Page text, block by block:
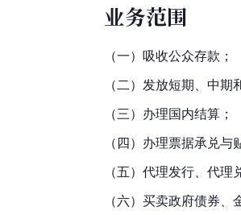
业务范围
（一）吸收公众存款；
（二）发放短期、中期
（三）办理国内结算；
（四）办理票据承兑与
（五）代理发行、代
（六）买卖政府债券、